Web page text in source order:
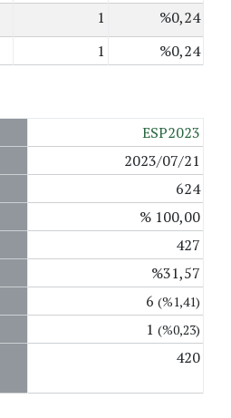
1
%0,24
1 %0,24
ESP2023
2023/07/21
624
% 100,00
427
%31,57
6 (%1,41)
1 (%0,23)
420